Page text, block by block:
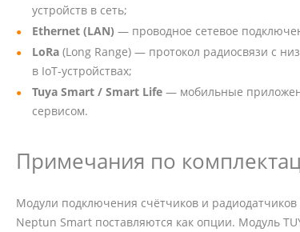
устройств в сеть;
Ethernet (LAN) — проводное сетевое
LoRa (Long Range) — протокол радиосвязи с
в IoT‑устройствах;
Tuya Smart / Smart Life — мобильные
сервисом.
Примечания по
Модули подключения счётчиков и
Neptun Smart поставляются как опции. Модуль